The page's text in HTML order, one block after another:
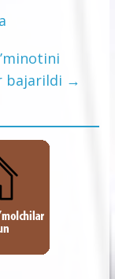
bajarildi →